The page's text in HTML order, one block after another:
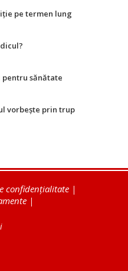
pe termen lung
sănătate
vorbește prin trup
confidențialitate |
|